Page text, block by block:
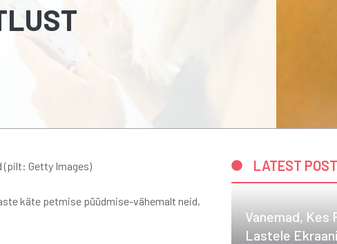
(pilt: Getty Images)
käte petmise püüdmise-vähemalt neid,
LATEST
Vanemad, Kes
Lastele